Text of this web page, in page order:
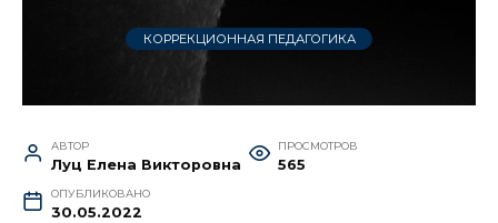
КОРРЕКЦИОННАЯ ПЕДАГОГИКА
АВТОР
Луц Елена Викторовна
ПРОСМОТРОВ
565
ОПУБЛИКОВАНО
30.05.2022